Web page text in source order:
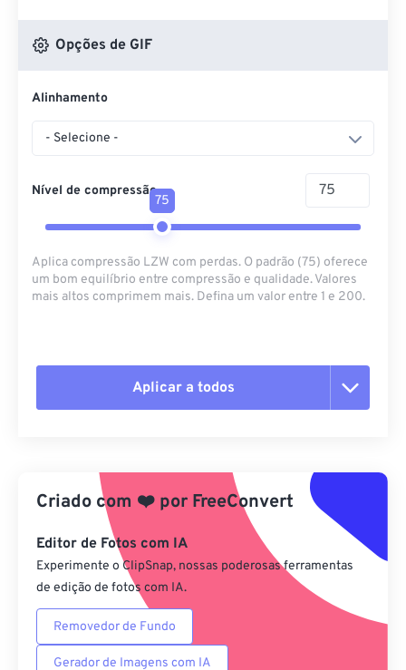
Opções de GIF
Alinhamento
- Selecione -
Nível de compressão
75
Aplica compressão LZW com perdas. O padrão (75) oferece
um bom equilíbrio entre compressão e qualidade. Valores
mais altos comprimem mais. Defina um valor entre 1 e 200.
Aplicar a todos
Aplicar a partir da predefinição
Salvar como predefinição
Criado com ❤️ por FreeConvert
Editor de Fotos com IA
Experimente o ClipSnap, nossas poderosas ferramentas
de edição de fotos com IA.
Removedor de Fundo
Gerador de Imagens com IA